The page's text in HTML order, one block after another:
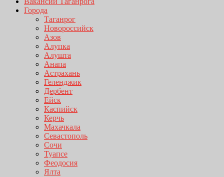
Города
Таганрог
Новороссийск
Азов
Алупка
Алушта
Анапа
Астрахань
Геленджик
Дербент
Ейск
Каспийск
Керчь
Махачкала
Севастополь
Сочи
Туапсе
Феодосия
Ялта